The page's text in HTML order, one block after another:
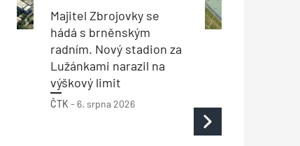
Majitel Zbrojovky se
hádá s brněnským
radním. Nový stadion za
Lužánkami narazil na
výškový limit
ČTK - 6. srpna 2026